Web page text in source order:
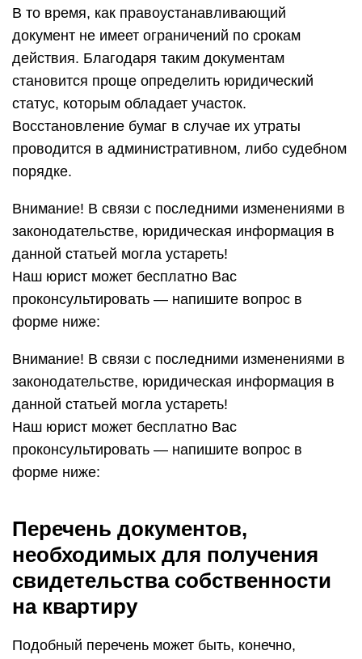
В то время, как правоустанавливающий
документ не имеет ограничений по срокам
действия. Благодаря таким документам
становится проще определить юридический
статус, которым обладает участок.
Восстановление бумаг в случае их утраты
проводится в административном, либо судебном
порядке.
Внимание! В связи с последними изменениями в
законодательстве, юридическая информация в
данной статьей могла устареть!
Наш юрист может бесплатно Вас
проконсультировать — напишите вопрос в
форме ниже:
Внимание! В связи с последними изменениями в
законодательстве, юридическая информация в
данной статьей могла устареть!
Наш юрист может бесплатно Вас
проконсультировать — напишите вопрос в
форме ниже:
Перечень документов,
необходимых для получения
свидетельства собственности
на квартиру
Подобный перечень может быть, конечно,